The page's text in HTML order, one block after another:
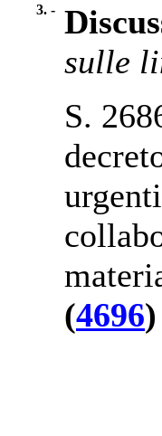
3. -
sulle
S.
(4696)